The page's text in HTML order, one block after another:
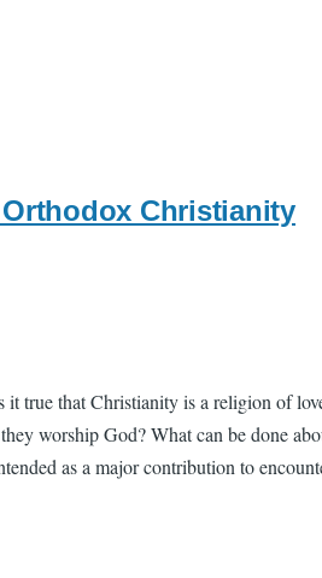
Christianity
true that Christianity is a religion of
worship God? What can be done
as a major contribution to